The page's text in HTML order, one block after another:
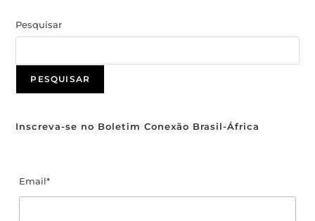
Pesquisar
PESQUISAR
Inscreva-se no Boletim Conexão Brasil-África
Email*